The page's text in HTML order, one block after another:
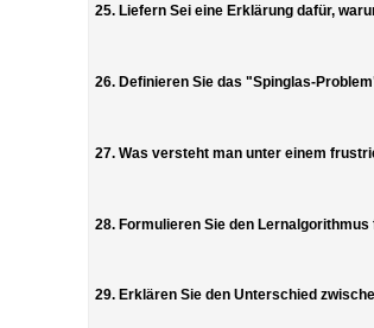
25. Liefern Sei eine Erklärung dafür,
26. Definieren Sie das "Spinglas-
27. Was versteht man unter einem
28. Formulieren Sie den
29. Erklären Sie den Unterschied